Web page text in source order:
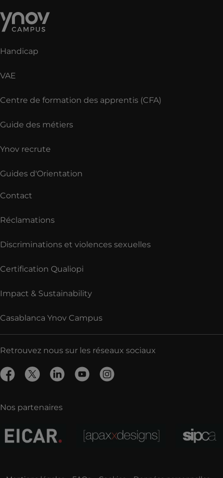
Handicap
VAE
Centre de formation des apprentis (CFA)
Guide des métiers
Ynov recrute
Guides d'Orientation
Contact
Réclamations
Discriminations et violences sexuelles
Certification Qualiopi
Impact & Sustainability
Casablanca Ynov Campus
Retrouvez nous sur les réseaux sociaux
Nos partenaires